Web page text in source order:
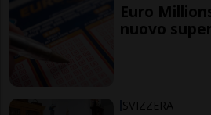
Euro
nuovo
SVIZZERA